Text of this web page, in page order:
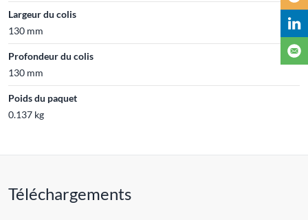
Largeur du colis
130 mm
Profondeur du colis
130 mm
Poids du paquet
0.137 kg
Téléchargements